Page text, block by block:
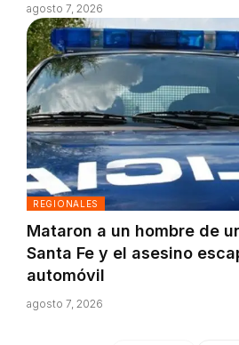
agosto 7, 2026
REGIONALES
Mataron a un hombre de
Santa Fe y el asesino
automóvil
agosto 7, 2026